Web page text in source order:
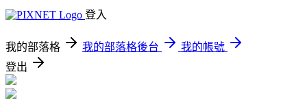
登入
我的部落格 我的部落格後台
我的帳號
登出